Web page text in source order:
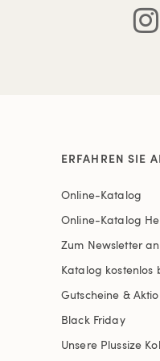
ERFAHREN SIE
Online-Katalog
Online-Katalog
Zum Newsletter
Katalog kostenlos
Gutscheine &
Black Friday
Unsere Plussize